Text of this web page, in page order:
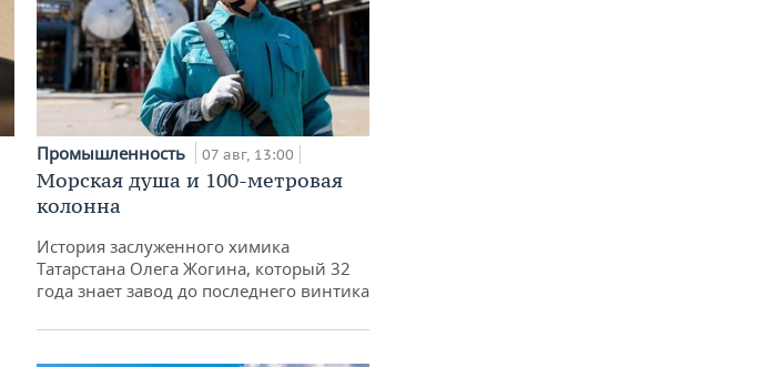
Промышленность 07 авг, 13:00
Морская душа и 100-метровая
колонна
История заслуженного химика
Татарстана Олега Жогина, который 32
года знает завод до последнего винтика